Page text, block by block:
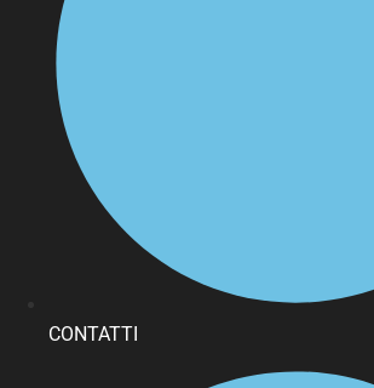
CONTATTI